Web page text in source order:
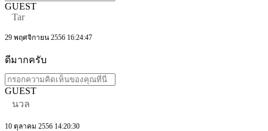
GUEST
Tar
29 พฤศจิกายน 2556 16:24:47
ดีมากครับ
GUEST
นวล
10 ตุลาคม 2556 14:20:30